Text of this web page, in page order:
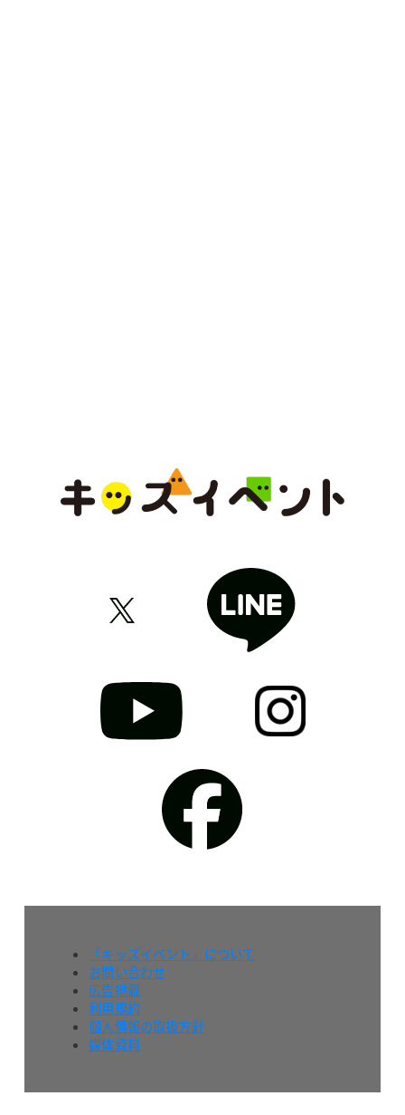
『キッズイベント』について
お問い合わせ
広告掲載
利用規約
個人情報の取扱方針
媒体資料